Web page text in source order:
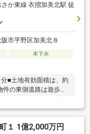
さか東線 衣摺加美北駅 徒
市平野区加美北８
本下水
■土地有効面積は、約
の東側道路は遊歩道
境です。□詳細につき
い。
１ 1億2,000万円